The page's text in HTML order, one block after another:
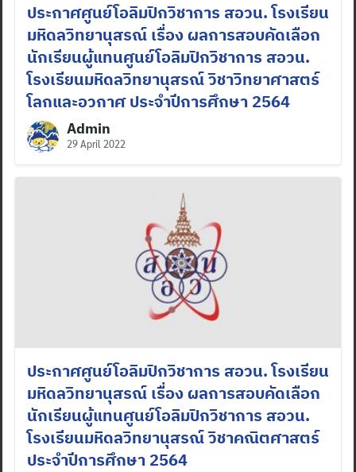
ประกาศศูนย์โอลิมปิกวิชาการ สอวน. โรงเรียน
มหิดลวิทยานุสรณ์ เรื่อง ผลการสอบคัดเลือก
นักเรียนผู้แทนศูนย์โอลิมปิกวิชาการ สอวน.
โรงเรียนมหิดลวิทยานุสรณ์ วิชาวิทยาศาสตร์
โลกและอวกาศ ประจำปีการศึกษา 2564
Admin
29 April 2022
ประกาศศูนย์โอลิมปิกวิชาการ สอวน. โรงเรียน
มหิดลวิทยานุสรณ์ เรื่อง ผลการสอบคัดเลือก
นักเรียนผู้แทนศูนย์โอลิมปิกวิชาการ สอวน.
โรงเรียนมหิดลวิทยานุสรณ์ วิชาคณิตศาสตร์
ประจำปีการศึกษา 2564